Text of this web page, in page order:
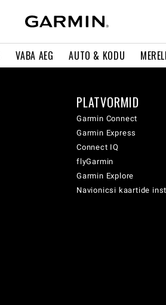
VABA AEG AUTO & KODU
PLATVORMID
Garmin Connect
Garmin Express
Connect IQ
flyGarmin
Garmin Explore
Navionicsi kaartide